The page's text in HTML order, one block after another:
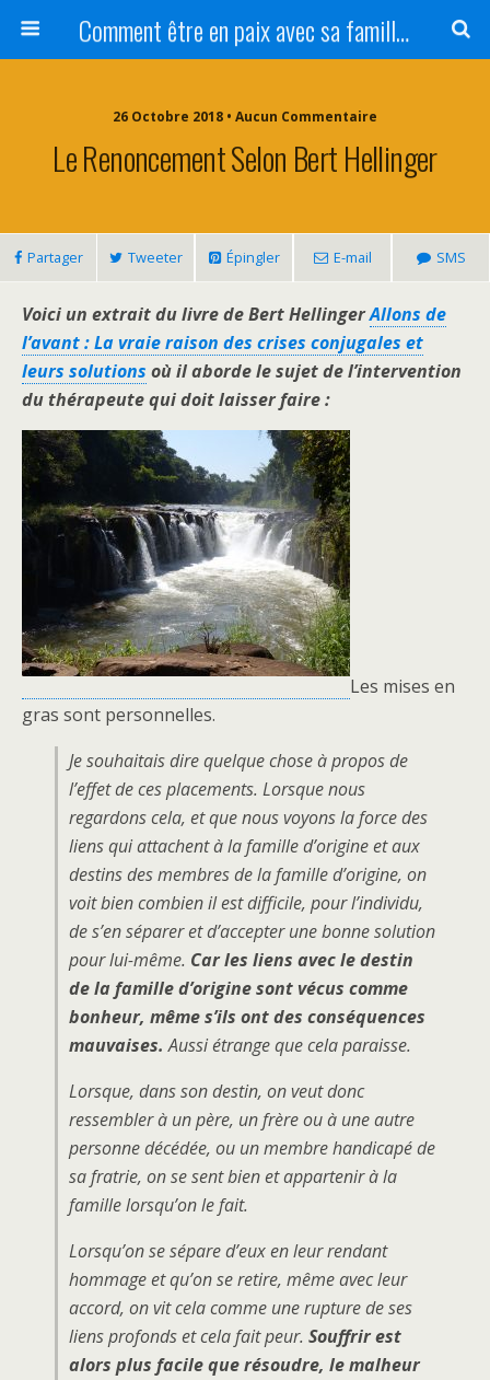
Comment être en paix avec sa famille ?
26 Octobre 2018 • Aucun Commentaire
Le Renoncement Selon Bert Hellinger
Partager Tweeter Épingler E-mail SMS
Voici un extrait du livre de Bert HellingerAllons de
l’avant : La vraie raison des crises conjugales et
leurs solutions où il aborde le sujet de l’intervention
du thérapeute qui doit laisser faire :
Les mises en
gras sont personnelles.
Je souhaitais dire quelque chose à propos de
l’effet de ces placements. Lorsque nous
regardons cela, et que nous voyons la force des
liens qui attachent à la famille d’origine et aux
destins des membres de la famille d’origine, on
voit bien combien il est difficile, pour l’individu,
de s’en séparer et d’accepter une bonne solution
pour lui-même. Car les liens avec le destin
de la famille d’origine sont vécus comme
bonheur, même s’ils ont des conséquences
mauvaises. Aussi étrange que cela paraisse.
Lorsque, dans son destin, on veut donc
ressembler à un père, un frère ou à une autre
personne décédée, ou un membre handicapé de
sa fratrie, on se sent bien et appartenir à la
famille lorsqu’on le fait.
Lorsqu’on se sépare d’eux en leur rendant
hommage et qu’on se retire, même avec leur
accord, on vit cela comme une rupture de ses
liens profonds et cela fait peur. Souffrir est
alors plus facile que résoudre, le malheur